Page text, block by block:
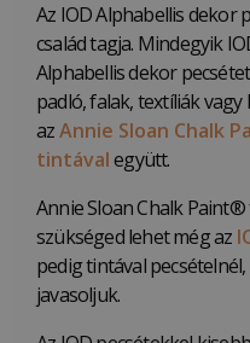
Az IOD Alphabellis dekor
család tagja. Mindegyik
Alphabellis dekor
padló, falak, textíliák
azAnnie Sloan Chalk
tintávalegyütt.
Annie Sloan Chalk
szükséged lehet még az
pedig tintával
javasoljuk.